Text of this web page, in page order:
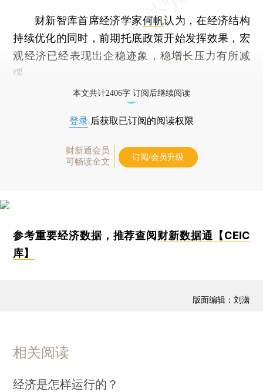
财新智库首席经济学家何帆认为，在经济结构
持续优化的同时，前期托底政策开始发挥效果，宏
观经济已经表现出企稳迹象， 稳增长 压力有所减
缓。
本文共计2406字 订阅后继续阅读
登录 后获取已订阅的阅读权限
财新通会员
可畅读全文
订阅/会员升级
参考重要经济数据，推荐查阅 财新数据通【CEIC
库】
版面编辑：刘潇
相关阅读
经济是怎样运行的？